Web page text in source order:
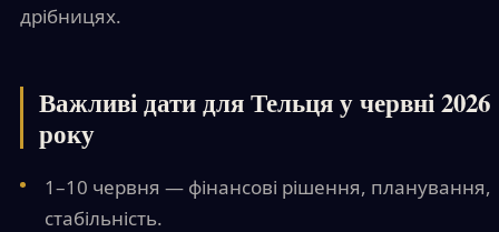
дрібницях.
Важливі дати для Тельця у червні 2026
року
1–10 червня — фінансові рішення, планування,
стабільність.